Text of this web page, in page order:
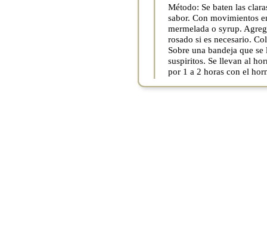
Método: Se baten las
sabor. Con movimientos
mermelada o syrup.
rosado si es necesario.
Sobre una bandeja que
suspiritos. Se llevan al
por 1 a 2 horas con el